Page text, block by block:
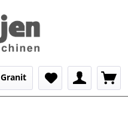
Granit